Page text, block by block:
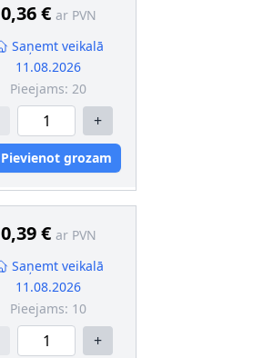
0,36 € ar PVN
Saņemt veikalā
11.08.2026
Pieejams: 20
+
Pievienot grozam
0,39 € ar PVN
Saņemt veikalā
11.08.2026
Pieejams: 10
+